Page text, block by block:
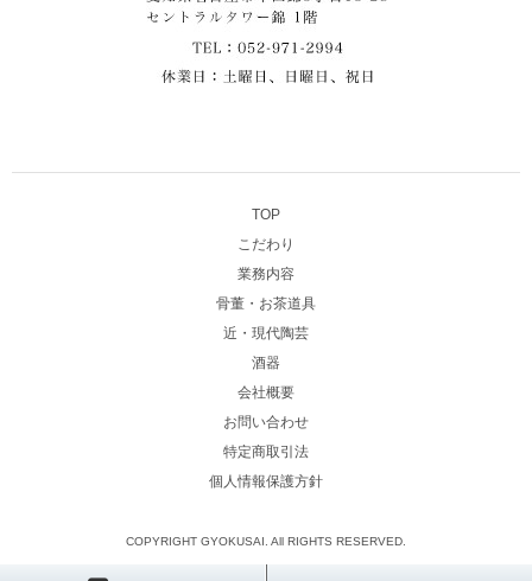
TOP
こだわり
業務内容
骨董・お茶道具
近・現代陶芸
酒器
会社概要
お問い合わせ
特定商取引法
個人情報保護方針
COPYRIGHT GYOKUSAI. All RIGHTS RESERVED.